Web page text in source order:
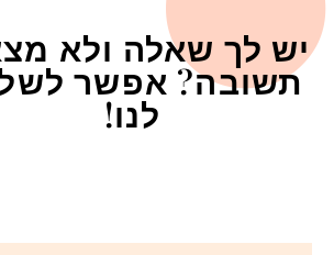
יש לך שאלה ולא
תשובה? אפשר
לנו!